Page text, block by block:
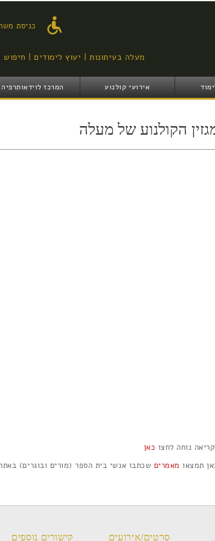
העיקרי
כניסת
מעלה בעיתונות יעוץ לימודים חיפוש
אירועי קולנוע המרכז לוידאותרפיה
הקולנוע של מעלה
נוחה לחצו כאן
תמצאו מאמרים שכתבו אנשי בית הספר (מורים ובוגרים)
סרטים/אירועים קישורים נוספים